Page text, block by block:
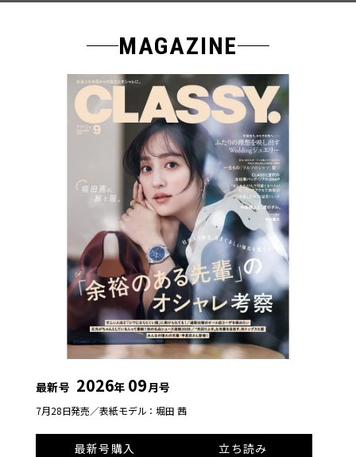
MAGAZINE
最新号 2026年 09月号
7月28日発売／表紙モデル：堀田 茜
最新号購入
立ち読み